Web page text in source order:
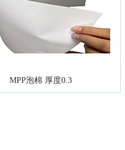
MPP泡棉 厚度0.3